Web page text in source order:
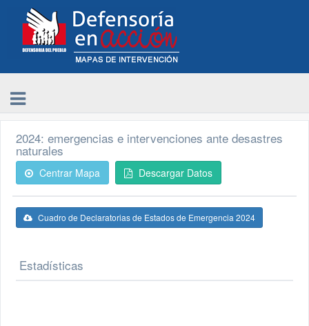
2024: emergencias e intervenciones ante desastres
naturales
Centrar Mapa Descargar Datos
Cuadro de Declaratorias de Estados de Emergencia 2024
Estadísticas